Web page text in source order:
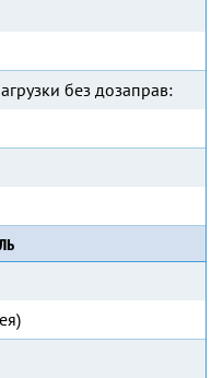
без дозаправ: